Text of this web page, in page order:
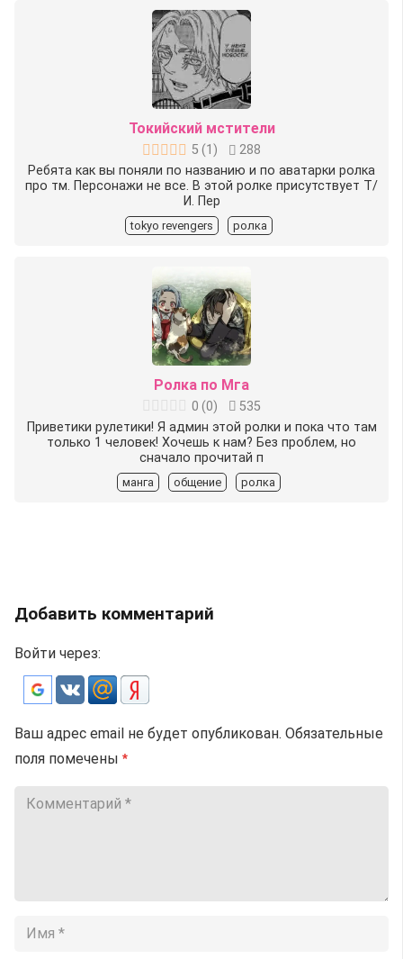
Токийский мстители
5 (1 )
288
Ребята как вы поняли по названию и по аватарки ролка
про тм. Персонажи не все. В этой ролке присутствует Т/
И. Пер
tokyo revengers ролка
Ролка по Мга
0 (0)
535
Приветики рулетики! Я админ этой ролки и пока что там
только 1 человек! Хочешь к нам? Без проблем, но
сначало прочитай п
манга общение ролка
Добавить комментарий
Войти через:
Ваш адрес email не будет опубликован. Обязательные
поля помечены *